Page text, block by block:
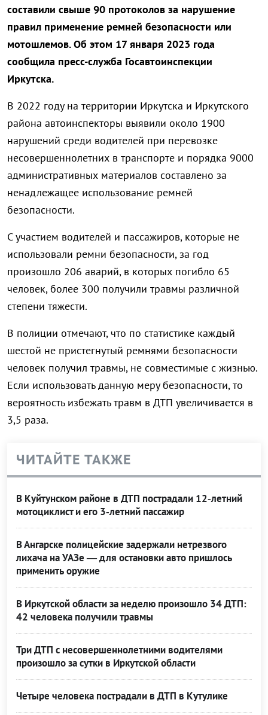
составили свыше 90 протоколов за нарушение
правил применение ремней безопасности или
мотошлемов. Об этом 17 января 2023 года
сообщила пресс-служба Госавтоинспекции
Иркутска.
В 2022 году на территории Иркутска и Иркутского
района автоинспекторы выявили около 1900
нарушений среди водителей при перевозке
несовершеннолетних в транспорте и порядка 9000
административных материалов составлено за
ненадлежащее использование ремней
безопасности.
С участием водителей и пассажиров, которые не
использовали ремни безопасности, за год
произошло 206 аварий, в которых погибло 65
человек, более 300 получили травмы различной
степени тяжести.
В полиции отмечают, что по статистике каждый
шестой не пристегнутый ремнями безопасности
человек получил травмы, не совместимые с жизнью.
Если использовать данную меру безопасности, то
вероятность избежать травм в ДТП увеличивается в
3,5 раза.
ЧИТАЙТЕ ТАКЖЕ
В Куйтунском районе в ДТП пострадали 12‑летний
мотоциклист и его 3‑летний пассажир
В Ангарске полицейские задержали нетрезвого
лихача на УАЗе — для остановки авто пришлось
применить оружие
В Иркутской области за неделю произошло 34 ДТП:
42 человека получили травмы
Три ДТП с несовершеннолетними водителями
произошло за сутки в Иркутской области
Четыре человека пострадали в ДТП в Кутулике